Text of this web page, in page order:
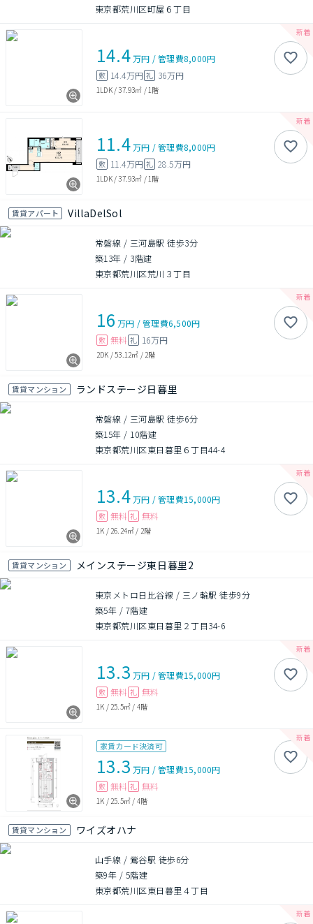
東京都荒川区町屋６丁目
14.4万円 /管理費8,000円
敷 14.4万円 礼 36万円
1LDK/37.93㎡ / 1階
11.4万円 /管理費8,000円
敷 11.4万円 礼 28.5万円
1LDK/37.93㎡ / 1階
賃貸アパート VillaDelSol
常磐線 / 三河島駅 徒歩3分
築13年 / 3階建
東京都荒川区荒川３丁目
16 万円 /管理費6,500円
敷 無料 礼 16万円
2DK /53.12㎡ / 2階
賃貸マンション ランドステージ日暮里
常磐線 / 三河島駅 徒歩6分
築15年 / 10階建
東京都荒川区東日暮里６丁目44-4
13.4万円 /管理費15,000円
敷 無料 礼 無料
1K / 26.24㎡ / 2階
賃貸マンション メインステージ東日暮里2
東京メトロ日比谷線 / 三ノ輪駅 徒歩9分
築5年 / 7階建
東京都荒川区東日暮里２丁目34-6
13.3 万円 /管理費15,000円
敷 無料 礼 無料
1K / 25.5㎡ / 4階
家賃カード決済可
13.3 万円 /管理費15,000円
敷 無料 礼 無料
1K /25.5㎡ / 4階
賃貸マンション ワイズオハナ
山手線 / 鶯谷駅 徒歩6分
築9年 / 5階建
東京都荒川区東日暮里４丁目